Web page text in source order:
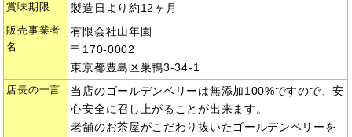
賞味期限 製造日より約12ヶ月
販売事業者
名
有限会社山年園
〒170-0002
東京都豊島区巣鴨3-34-1
店長の一言
当店のゴールデンベリーは無添加100%ですので、安
心安全に召し上がることが出来ます。
老舗のお茶屋がこだわり抜いたゴールデンベリーを